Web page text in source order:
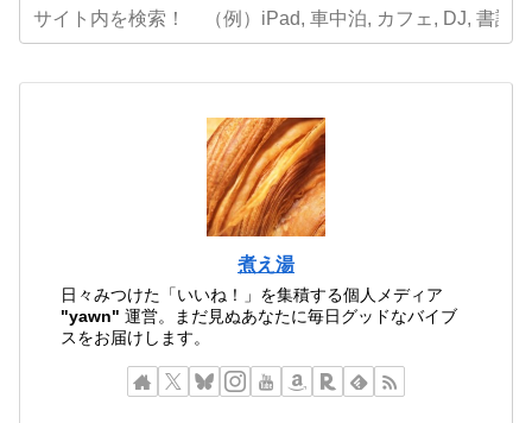
煮え湯
日々みつけた「いいね！」を集積する個人メディア
"yawn" 運営。まだ見ぬあなたに毎日グッドなバイブ
スをお届けします。